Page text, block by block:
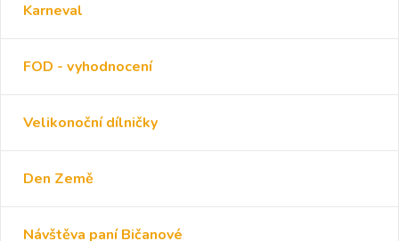
Karneval
FOD - vyhodnocení
Velikonoční dílničky
Den Země
Návštěva paní Bičanové